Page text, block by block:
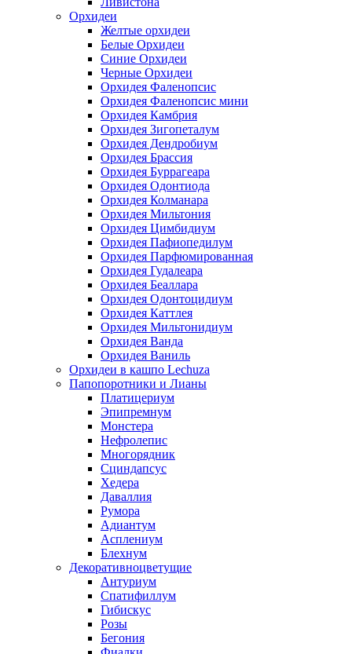
Орхидеи
Желтые орхидеи
Белые Орхидеи
Синие Орхидеи
Черные Орхидеи
Орхидея Фаленопсис
Орхидея Фаленопсис мини
Орхидея Камбрия
Орхидея Зигопеталум
Орхидея Дендробиум
Орхидея Брассия
Орхидея Буррагеара
Орхидея Одонтиода
Орхидея Колманара
Орхидея Мильтония
Орхидея Цимбидиум
Орхидея Пафиопедилум
Орхидея Парфюмированная
Орхидея Гудалеара
Орхидея Беаллара
Орхидея Одонтоцидиум
Орхидея Каттлея
Орхидея Мильтонидиум
Орхидея Ванда
Орхидея Ваниль
Орхидеи в кашпо Lechuza
Папопоротники и Лианы
Платицериум
Эпипремнум
Монстера
Нефролепис
Многорядник
Сциндапсус
Хедера
Даваллия
Румора
Адиантум
Асплениум
Блехнум
Декоративноцветущие
Антуриум
Спатифиллум
Гибискус
Розы
Бегония